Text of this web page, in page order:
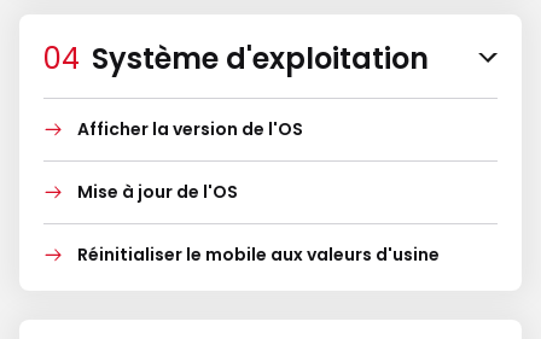
Système d'exploitation
Afficher la version de l'OS
Mise à jour de l'OS
Réinitialiser le mobile aux valeurs d'usine